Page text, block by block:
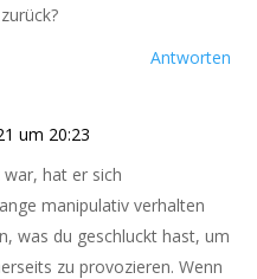
Antworten
um 20:23
hat er sich
manipulativ verhalten
was du geschluckt hast, um
zu provozieren. Wenn